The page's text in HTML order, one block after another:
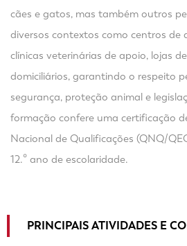
cães e gatos, mas também outros
diversos contextos como centros de
clínicas veterinárias de apoio, lojas
domiciliários, garantindo o respeito
segurança, proteção animal e
formação confere uma certificação
Nacional de Qualificações (QNQ/
12.º ano de escolaridade.
PRINCIPAIS ATIVIDADES E